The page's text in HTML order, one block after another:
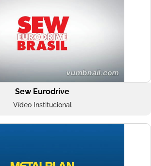
Sew Eurodrive
Vídeo Institucional